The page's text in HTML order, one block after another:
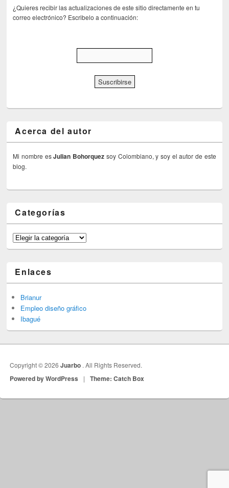
¿Quieres recibir las actualizaciones de este sitio directamente en tu
correo electrónico? Escribelo a continuación:
Acerca del autor
Mi nombre esJulian Bohorquez soy Colombiano, y soy el autor de este
blog.
Categorías
Categorías
Enlaces
Brianur
Empleo diseño gráfico
Ibagué
Copyright © 2026Juarbo . All Rights Reserved.
Powered by WordPress | Theme: Catch Box